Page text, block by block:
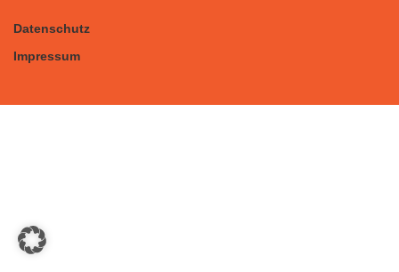
Datenschutz
Impressum